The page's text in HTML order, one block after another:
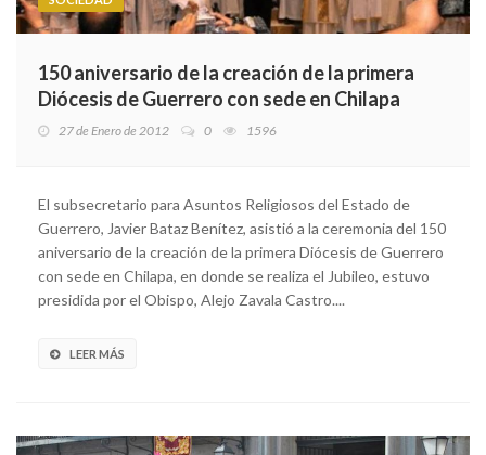
150 aniversario de la creación de la primera
Diócesis de Guerrero con sede en Chilapa
27 de Enero de 2012 0 1596
El subsecretario para Asuntos Religiosos del Estado de
Guerrero, Javier Bataz Benítez, asistió a la ceremonia del 150
aniversario de la creación de la primera Diócesis de Guerrero
con sede en Chilapa, en donde se realiza el Jubileo, estuvo
presidida por el Obispo, Alejo Zavala Castro....
LEER MÁS